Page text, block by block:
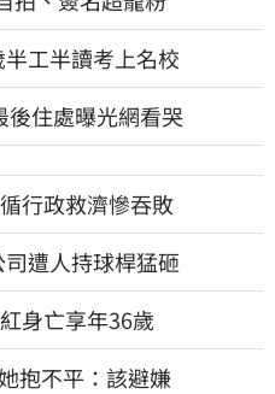
工半讀考上名校
後住處曝光網看哭
行政救濟慘吞敗
遭人持球桿猛砸
身亡享年36歲
抱不平：該避嫌